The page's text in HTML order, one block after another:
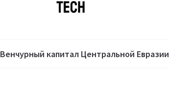
Венчурный капитал Центральной Евразии